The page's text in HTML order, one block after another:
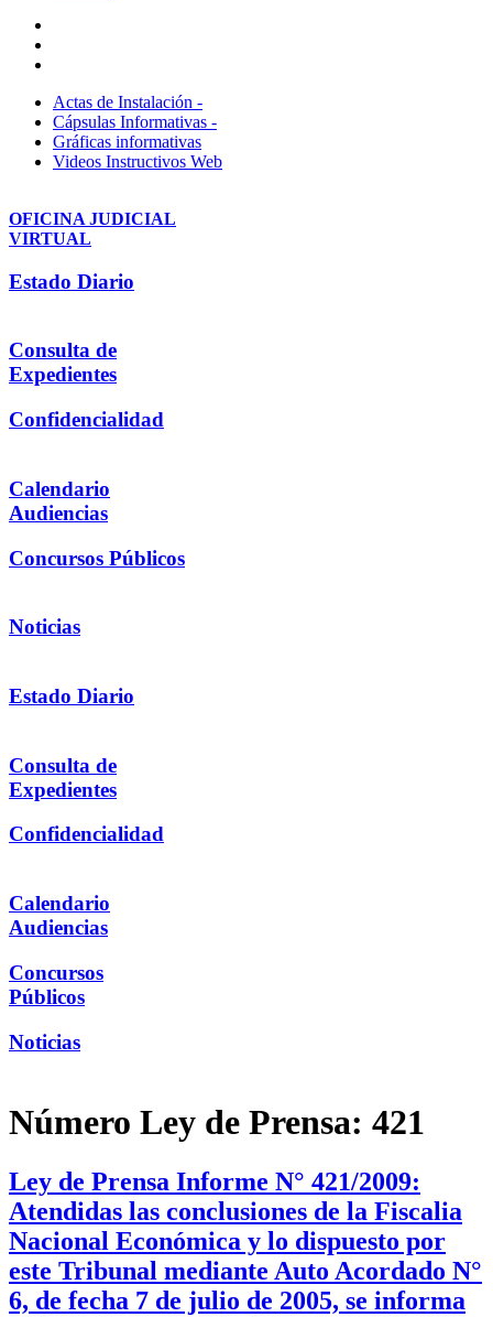
Actas de Instalación -
Cápsulas Informativas -
Gráficas informativas
Videos Instructivos Web
OFICINA JUDICIAL
VIRTUAL
Estado Diario
Consulta de
Expedientes
Confidencialidad
Calendario
Audiencias
Concursos Públicos
Noticias
Estado Diario
Consulta de
Expedientes
Confidencialidad
Calendario
Audiencias
Concursos
Públicos
Noticias
Número Ley de Prensa: 421
Ley de Prensa Informe N° 421/2009:
Atendidas las conclusiones de la Fiscalia
Nacional Económica y lo dispuesto por
este Tribunal mediante Auto Acordado N°
6, de fecha 7 de julio de 2005, se informa